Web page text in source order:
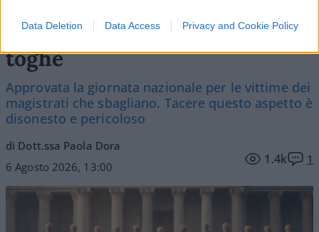
Data Deletion Data Access Privacy and Cookie Policy
studiare i bias cognitivi delle
toghe
Approvata la giornata nazionale per le vittime dei
magistrati che sbagliano. Tacere questo aspetto è
disonesto e pericoloso
di Dott.ssa Paola Dora
6 Agosto 2026, 13:00
1.4k 1